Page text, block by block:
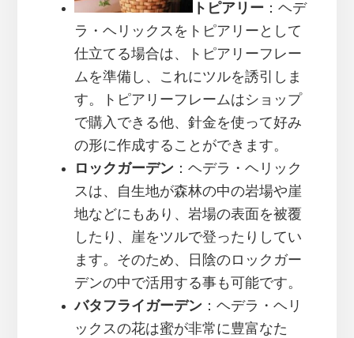
トピアリー：ヘデ
ラ・ヘリックスをトピアリーとして
仕立てる場合は、トピアリーフレー
ムを準備し、これにツルを誘引しま
す。トピアリーフレームはショップ
で購入できる他、針金を使って好み
の形に作成することができます。
ロックガーデン：ヘデラ・ヘリック
スは、自生地が森林の中の岩場や崖
地などにもあり、岩場の表面を被覆
したり、崖をツルで登ったりしてい
ます。そのため、日陰のロックガー
デンの中で活用する事も可能です。
バタフライガーデン：ヘデラ・ヘリ
ックスの花は蜜が非常に豊富なた